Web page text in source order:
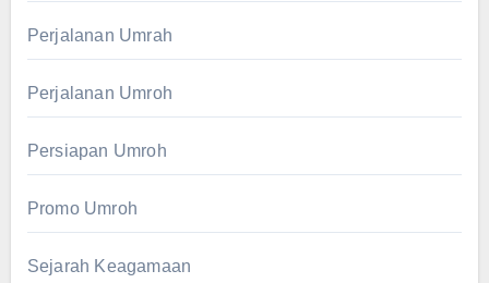
Perjalanan Umrah
Perjalanan Umroh
Persiapan Umroh
Promo Umroh
Sejarah Keagamaan